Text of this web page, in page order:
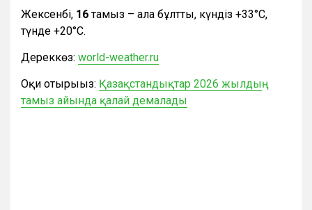
Жексенбі, 16тамыз – ала бұлтты, күндіз +33°С,
түнде +20°С.
Дереккөз: world-weather.ru
Оқи отырыңыз: Қазақстандықтар 2026 жылдың
тамыз айында қалай демалады